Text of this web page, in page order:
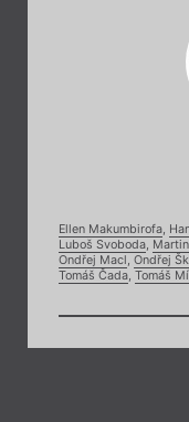
Ellen Makumbirofa,
Luboš Svoboda,
Ondřej Macl, Ondřej
Tomáš Čada, Tomáš